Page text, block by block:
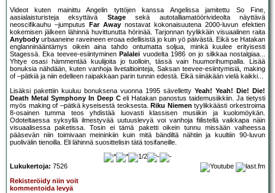
Videot kuten mainittu Angelin tyttöjen kanssa Angelissa jamitettu So Fine,
aasialaisturisteja eksyttävä Stagesekä autotalliamatöörivideolta näyttävä
neoscifikauhu –jumputus
Far Away nostavat kokonaisuutena 2000-luvun efektien
kokemisen jälkeen lähinnä huvittunutta hörinää. Tarjonnan tyylikkäin visuaalinen raita
Anybody urbaaneine raveineen eroaa edellisistä jo kuin yö päivästä. Eikä se Hatakan
englanninääntämys oikein aina tahdo ontumatta soljua, minkä kuulee erityisesti
Stagessä. Eka teevee-esiintyminen Palalei vuodelta 1986 on jo silkkaa nostalgiaa...
Yhtye osasi hämmentää kuulijoita jo tuolloin, tässä vain huumorihumpalla. Lisää
bonuksia nähdään, kuten vanhoja livetaltiointeja, Saksan teevee-esiintymisiä, making
of –pätkiä ja niin edelleen raipakkaan parin tunnin edestä. Eikä siinäkään vielä kaikki...
Lisäksi pakettiin kuuluu bonuksena vuonna 1995 sävelletty Yeah! Yeah! Die! Die!
Death Metal Symphony In Deep Celi Hatakan panostus taidemusiikkiin. Ja tietysti
myös making of –pätkä kyseisestä teoksesta. Riku Niemen tyylikkäästi orkestroima
8-osainen tumma teos yhdistää luovasti klassisen musiikin ja kuolomöykän.
Odoteltaessa syksyllä ilmestyvää uutuuslevyä voi vanhoja fiilistellä vaikkapa näin
visuaalisessa paketissa. Tosin ei tämä paketti oikein tunnu missään vaiheessa
pääsevän niin toimivaan meininkiin kuin mitä bändiltä nähtiin ja kuultiin 90-luvun
puolivälin tienoilla. Eli lähinnä suosittelisin tätä tosifaneille.
Lukukertoja: 7526
Rekisteröidy niin voit
kommentoida levyä